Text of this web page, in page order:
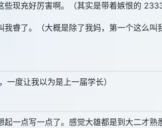
现充好厉害啊。（其实是带着嫉恨的 2333
睿了。（大概是除了我妈，第一个这么
度让我以为是上一届学长）
一点写一点了。感觉大雄都是到大二才